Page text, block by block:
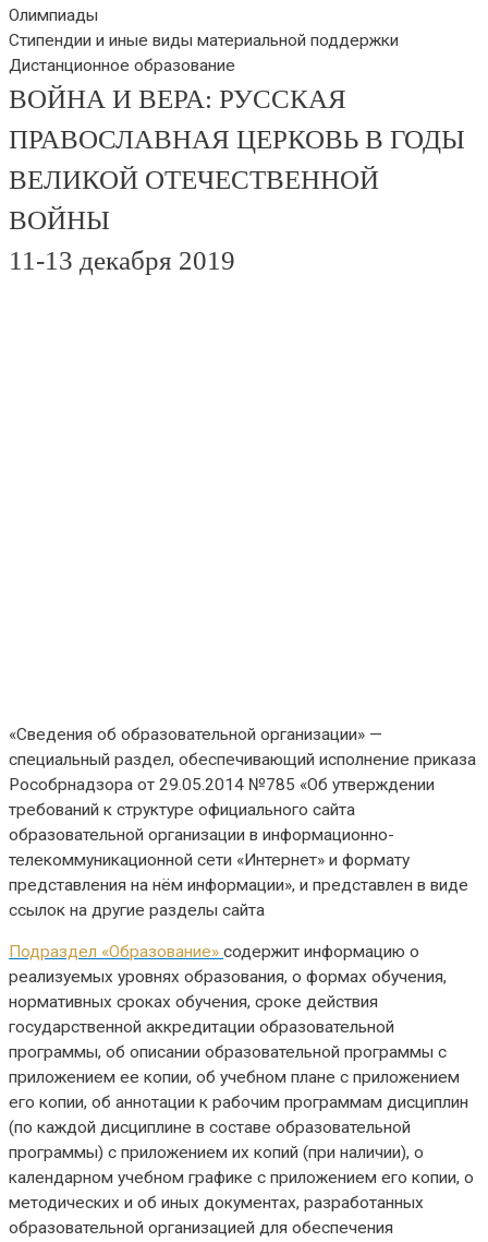
Олимпиады
Стипендии и иные виды материальной поддержки
Дистанционное образование
ВОЙНА И ВЕРА: РУССКАЯ
ПРАВОСЛАВНАЯ ЦЕРКОВЬ В ГОДЫ
ВЕЛИКОЙ ОТЕЧЕСТВЕННОЙ
ВОЙНЫ
11-13 декабря 2019
«Сведения об образовательной организации» —
специальный раздел, обеспечивающий исполнение приказа
Рособрнадзора от 29.05.2014 №785 «Об утверждении
требований к структуре официального сайта
образовательной организации в информационно-
телекоммуникационной сети «Интернет» и формату
представления на нём информации», и представлен в виде
ссылок на другие разделы сайта
Подраздел «Образование» содержит информацию о
реализуемых уровнях образования, о формах обучения,
нормативных сроках обучения, сроке действия
государственной аккредитации образовательной
программы, об описании образовательной программы с
приложением ее копии, об учебном плане с приложением
его копии, об аннотации к рабочим программам дисциплин
(по каждой дисциплине в составе образовательной
программы) с приложением их копий (при наличии), о
календарном учебном графике с приложением его копии, о
методических и об иных документах, разработанных
образовательной организацией для обеспечения